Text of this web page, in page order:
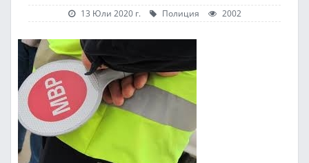
13 Юли 2020 г. Полиция 2002